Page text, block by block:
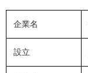
企業名
設立